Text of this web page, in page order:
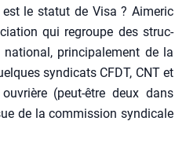
le sta­tut de Visa ? Aime­ric
qui regroupe des struc­
prin­ci­pa­le­ment de la
syn­di­cats CFDT, CNT et
(peut-être deux dans
de la com­mis­sion syn­di­cale